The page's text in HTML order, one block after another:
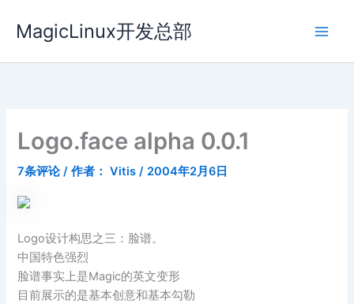
容
MagicLinux开发总部
Logo.face alpha 0.0.1
7条评论 / 作者： Vitis/ 2004年2月6日
Logo设计构思之三：脸谱。
中国特色强烈
脸谱事实上是Magic的英文变形
目前展示的是基本创意和基本勾勒